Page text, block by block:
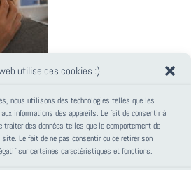
utilise des cookies :)
nous utilisons des technologies telles que les
informations des appareils. Le fait de consentir à
traiter des données telles que le comportement de
Le fait de ne pas consentir ou de retirer son
sur certaines caractéristiques et fonctions.